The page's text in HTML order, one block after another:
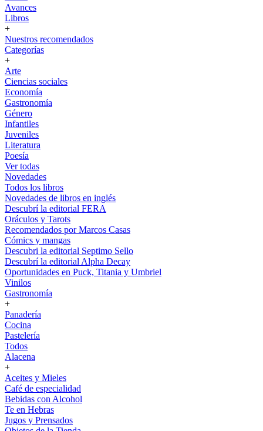
Avances
Libros
+
Nuestros recomendados
Categorías
+
Arte
Ciencias sociales
Economía
Gastronomía
Género
Infantiles
Juveniles
Literatura
Poesía
Ver todas
Novedades
Todos los libros
Novedades de libros en inglés
Descubrí la editorial FERA
Oráculos y Tarots
Recomendados por Marcos Casas
Cómics y mangas
Descubri la editorial Septimo Sello
Descubrí la editorial Alpha Decay
Oportunidades en Puck, Titania y Umbriel
Vinilos
Gastronomía
+
Panadería
Cocina
Pastelería
Todos
Alacena
+
Aceites y Mieles
Café de especialidad
Bebidas con Alcohol
Te en Hebras
Jugos y Prensados